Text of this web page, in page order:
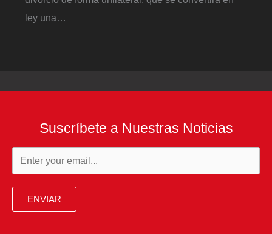
ley una…
Suscríbete a Nuestras Noticias
ENVIAR